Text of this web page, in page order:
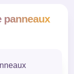
panneaux